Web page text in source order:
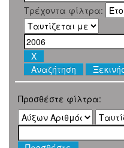
Τρέχοντα φίλτρα:
Προσθέστε φίλτρα: